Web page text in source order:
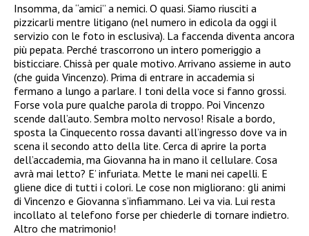
Insomma, da “amici” a nemici. O quasi. Siamo riusciti a
pizzicarli mentre litigano (nel numero in edicola da oggi il
servizio con le foto in esclusiva). La faccenda diventa ancora
più pepata. Perché trascorrono un intero pomeriggio a
bisticciare. Chissà per quale motivo. Arrivano assieme in auto
(che guida Vincenzo). Prima di entrare in accademia si
fermano a lungo a parlare. I toni della voce si fanno grossi.
Forse vola pure qualche parola di troppo. Poi Vincenzo
scende dall’auto. Sembra molto nervoso! Risale a bordo,
sposta la Cinquecento rossa davanti all’ingresso dove va in
scena il secondo atto della lite. Cerca di aprire la porta
dell’accademia, ma Giovanna ha in mano il cellulare. Cosa
avrà mai letto? E’ infuriata. Mette le mani nei capelli. E
gliene dice di tutti i colori. Le cose non migliorano: gli animi
di Vincenzo e Giovanna s’infiammano. Lei va via. Lui resta
incollato al telefono forse per chiederle di tornare indietro.
Altro che matrimonio!